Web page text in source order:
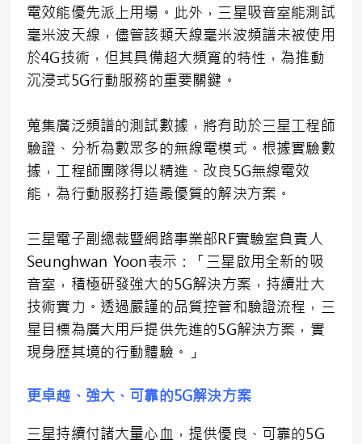
電效能優先派上用場。此外，三星吸音室能測試
毫米波天線，儘管該類天線毫米波頻譜未被使用
於4G技術，但其具備超大頻寬的特性，為推動
沉浸式5G行動服務的重要關鍵。
蒐集廣泛頻譜的測試數據，將有助於三星工程師
驗證、分析為數眾多的無線電模式。根據實驗數
據，工程師團隊得以精進、改良5G無線電效
能，為行動服務打造最優質的解決方案。
三星電子副總裁暨網路事業部RF實驗室負責人
Seunghwan Yoon表示：「三星啟用全新的吸
音室，積極研發強大的5G解決方案，持續壯大
技術實力。透過嚴謹的品質控管和驗證流程，三
星目標為廣大用戶提供先進的5G解決方案，實
現身歷其境的行動體驗。」
更卓越、強大、可靠的5G解決方案
三星持續付諸大量心血，提供優良、可靠的5G